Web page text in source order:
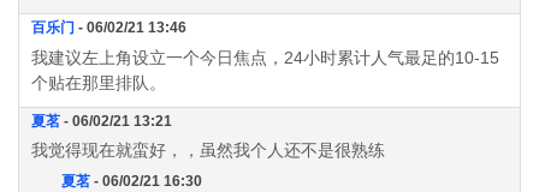
百乐门 - 06/02/21 13:46
我建议左上角设立一个今日焦点，24小时累计人气最足的10-15
个贴在那里排队。
夏茗 - 06/02/21 13:21
我觉得现在就蛮好，，虽然我个人还不是很熟练
夏茗 - 06/02/21 16:30